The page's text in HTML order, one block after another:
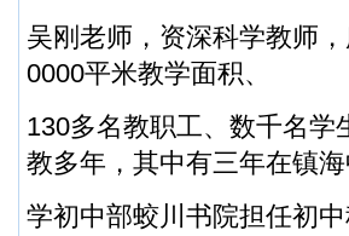
吴刚老师，资深科学教师
0000平米教学面积、
130多名教职工、数千名
教多年，其中有三年在镇海
学初中部蛟川书院担任初